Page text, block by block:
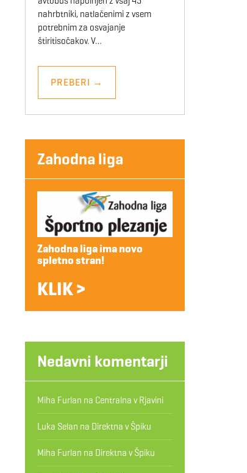
nahrbtniki, natlačenimi z vsem
potrebnim za osvajanje
štiritisočakov. V…
PREBERI →
Zahodna liga
Zahodna liga ima novo
spletno stran!
KLIK >
Nedavni komentarji
Miha Furlan na Centralna v Rjavini
Luka Selan na Direktna v Špiku
Miha Furlan na Direktna v Špiku